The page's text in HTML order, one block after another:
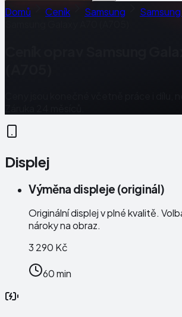
Domů Ceník Samsung
Displej
Výměna displeje (originál)
Originální displej v plné kvalitě.
nároky na obraz.
3 290 Kč
60 min